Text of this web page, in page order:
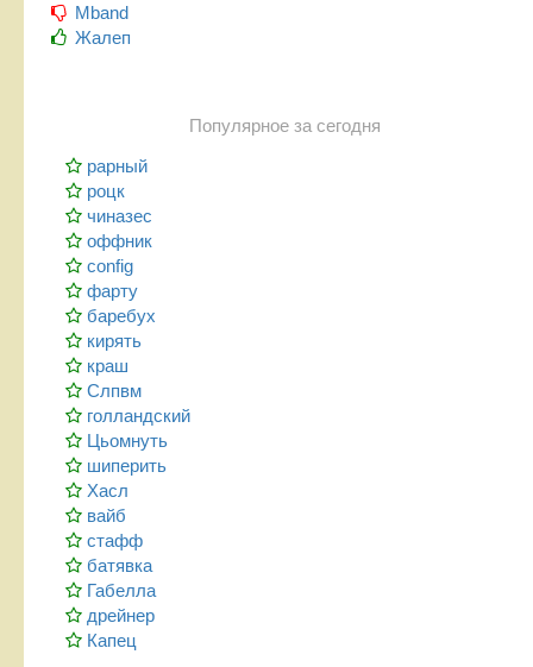
Mband
Жалеп
Популярное за сегодня
рарный
роцк
чиназес
оффник
config
фарту
баребух
кирять
краш
Слпвм
голландский
Цьомнуть
шиперить
Хасл
вайб
стафф
батявка
Габелла
дрейнер
Капец